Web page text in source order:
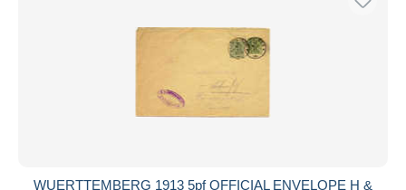
WUERTTEMBERG 1913 5pf OFFICIAL ENVELOPE H &